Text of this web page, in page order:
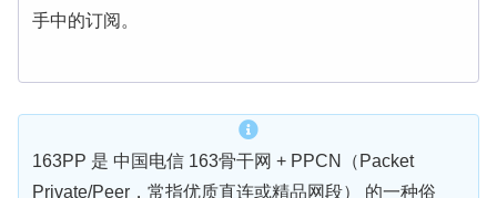
手中的订阅。
163PP 是 中国电信 163骨干网 + PPCN（Packet
Private/Peer，常指优质直连或精品网段） 的一种俗